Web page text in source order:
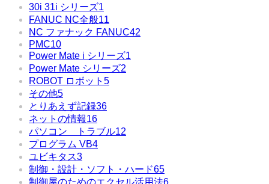
30i 31i シリーズ1
FANUC NC全般11
NC ファナック FANUC42
PMC10
Power Mate i シリーズ1
Power Mate シリーズ2
ROBOT ロボット 5
その他5
とりあえず記録36
ネットの情報16
パソコン トラブル12
プログラム VB4
ユビキタス3
制御・設計・ソフト・ハード65
制御屋のためのエクセル活用法6